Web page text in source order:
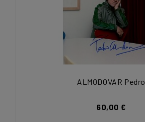
ALMODOVAR Pedro
60,00 €